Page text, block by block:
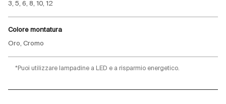
3, 5, 6, 8, 10, 12
Colore montatura
Oro, Cromo
*Puoi utilizzare lampadine a LED e a risparmio energetico.